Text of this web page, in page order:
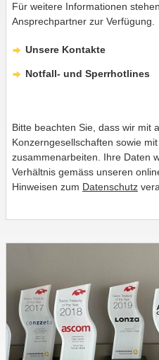
Für weitere Informationen
Ansprechpartner zur Verfügung.
Unsere Kontakte
Notfall- und Sperrhotlines
Bitte beachten Sie, dass wir mit
Konzerngesellschaften sowie
zusammenarbeiten. Ihre Daten
Verhältnis gemäss unseren
Hinweisen zum Datenschutz